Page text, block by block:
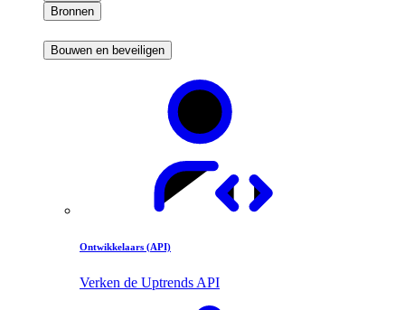
Bronnen
Bouwen en beveiligen
Ontwikkelaars (API)
Verken de Uptrends API